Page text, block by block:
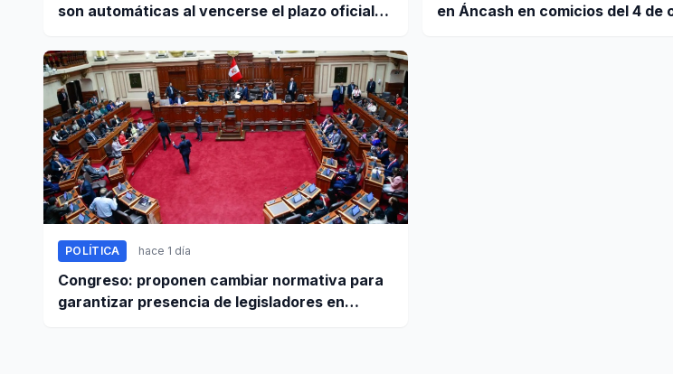
son automáticas al vencerse el plazo oficial
en Áncash en comicios del 4 de
POLÍTICA hace 1 día
Congreso: proponen cambiar normativa para
garantizar presencia de legisladores en